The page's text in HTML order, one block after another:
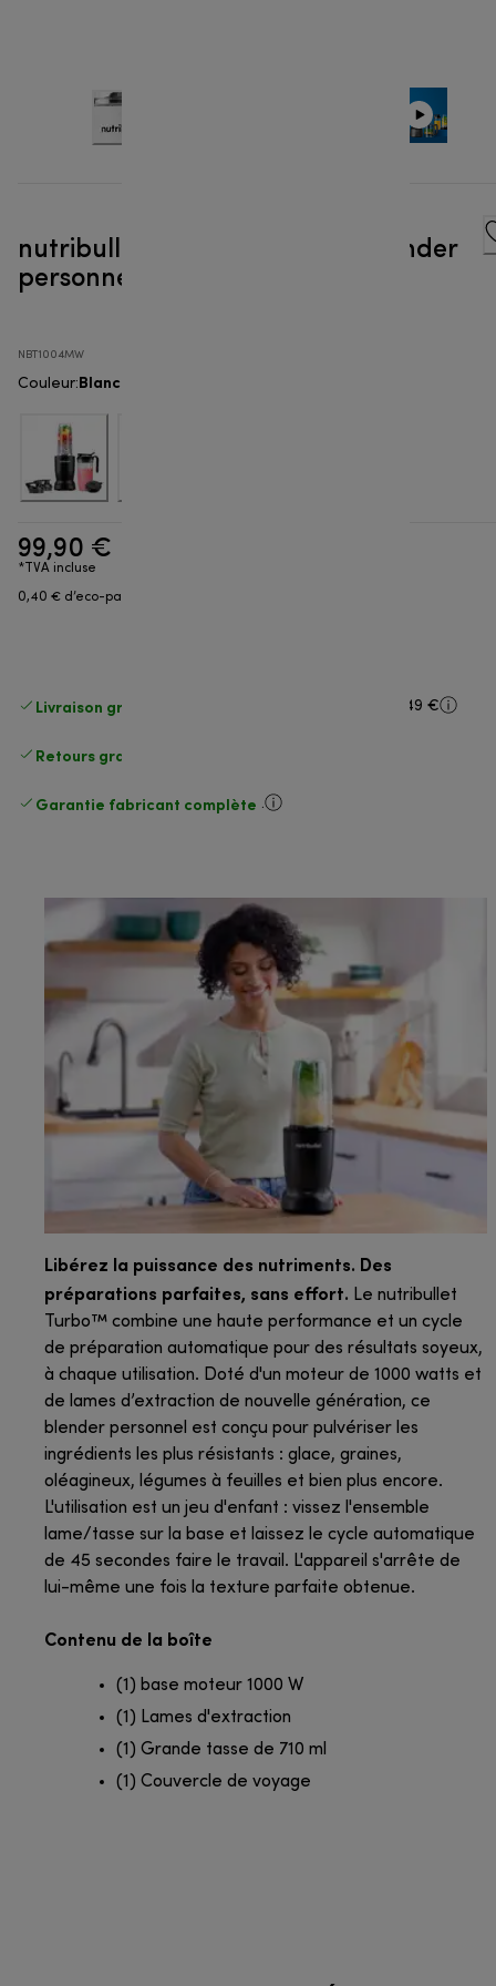
nutribullet® Turbo 1000 W - Blender
personnel
NBT1004MW
Couleur:Blanc mat
99,90 €
*TVA incluse
0,40 € d’eco-part
Livraison gratuite standard standard à partir de 49 €
Retours gratuits
Garantie fabricant complète .
Libérez la puissance des nutriments. Des
préparations parfaites, sans effort. Le nutribullet
Turbo™ combine une haute performance et un cycle
de préparation automatique pour des résultats soyeux,
à chaque utilisation. Doté d'un moteur de 1000 watts et
de lames d’extraction de nouvelle génération, ce
blender personnel est conçu pour pulvériser les
ingrédients les plus résistants : glace, graines,
oléagineux, légumes à feuilles et bien plus encore.
L'utilisation est un jeu d'enfant : vissez l'ensemble
lame/tasse sur la base et laissez le cycle automatique
de 45 secondes faire le travail. L'appareil s'arrête de
lui-même une fois la texture parfaite obtenue.
Contenu de la boîte
(1) base moteur 1000 W
(1) Lames d'extraction
(1) Grande tasse de 710 ml
(1) Couvercle de voyage